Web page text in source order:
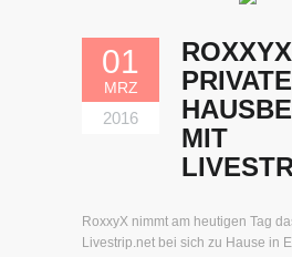
01
MRZ
2016
MIT
RoxxyX nimmt am heutigen Tag
Livestrip.net bei sich zu Hause in